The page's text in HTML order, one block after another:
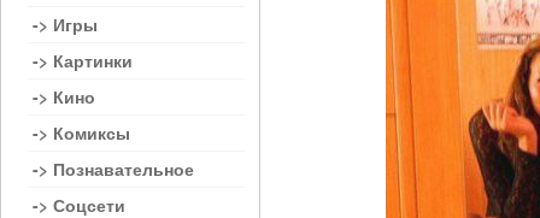
-> Игры
-> Картинки
-> Кино
-> Комиксы
-> Познавательное
-> Соцсети